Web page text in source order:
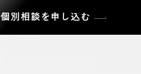
個別相談を申し込む